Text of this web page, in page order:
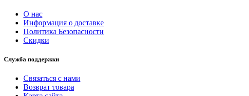
О нас
Информация о доставке
Политика Безопасности
Скидки
Служба поддержки
Связаться с нами
Возврат товара